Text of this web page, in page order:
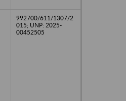
992700/611/1307/2
015; UNP: 2025-
00452505